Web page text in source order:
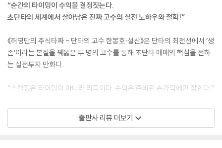
“순간의 타이밍이 수익을 결정짓는다.
초단타의 세계에서 살아남은 진짜 고수의 실전 노하우와 철학!”
《허영만의 주식타짜 - 단타의 고수 한봉호·설산》은 단타의 최전선에서 ‘생
존’이라는 본질을 꿰뚫은 두 명의 고수를 통해 초단타 매매의 핵심을 전하
는 실전투자 만화다.
“스캘핑은 타이밍이 아니라 리듬이다. 수익은 준비된 손가락에만 잡힌다.”
‘마하세븐’ 한봉호는 2000년 100만 원으로 주식을 시작해 실전투자대회
18회 우승에 빛나는 스캘핑 고수다. 수많은 실패와 반복된 원금 소진을 거
출판사 리뷰 더보기